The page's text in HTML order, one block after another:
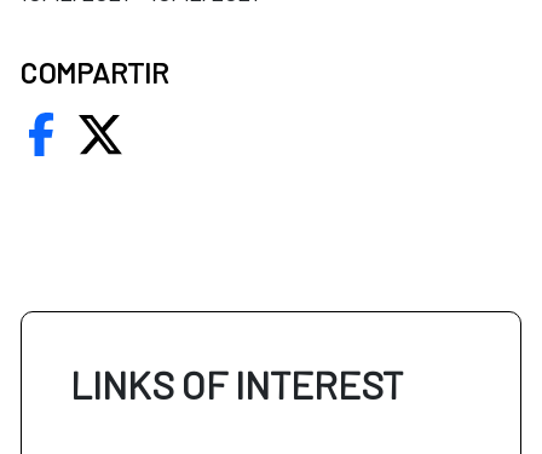
COMPARTIR
LINKS OF INTEREST